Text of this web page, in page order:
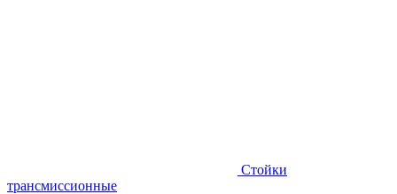
Стойки
трансмиссионные